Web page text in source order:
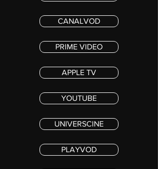
CANALVOD
PRIME VIDEO
APPLE TV
YOUTUBE
UNIVERSCINE
PLAYVOD